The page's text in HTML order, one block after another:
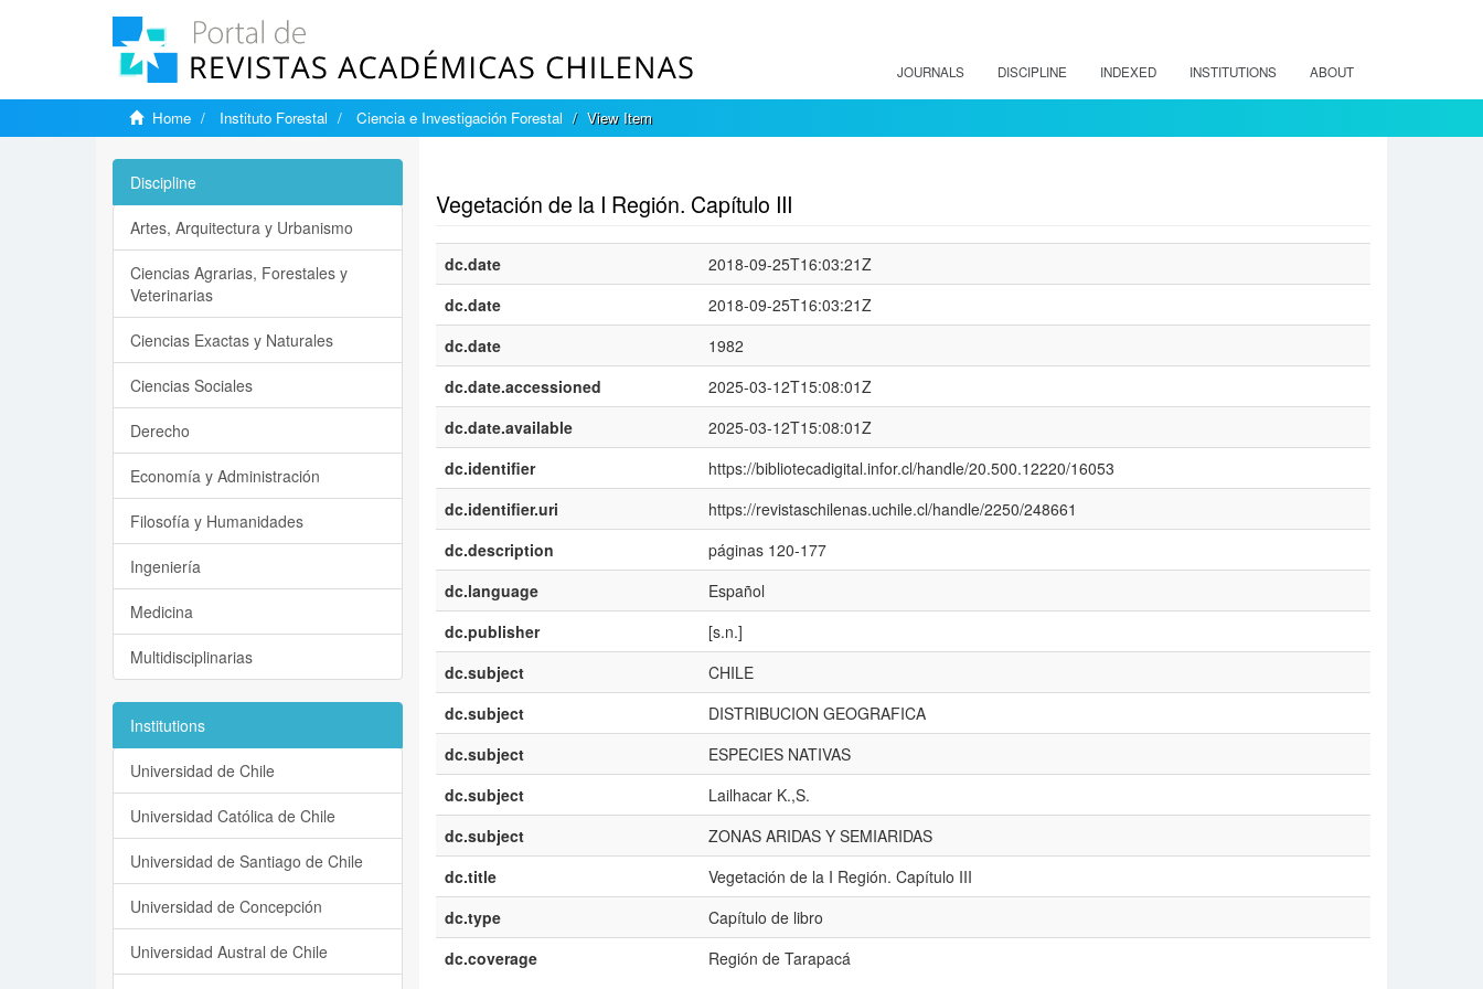
JOURNALS DISCIPLINE INDEXED INSTITUTIONS ABOUT
Home Instituto Forestal Ciencia e Investigación Forestal View Item
Vegetación de la I Región. Capítulo III
dc.date
2018-09-25T16:03:21Z
dc.date
2018-09-25T16:03:21Z
dc.date
1982
dc.date.accessioned
2025-03-12T15:08:01Z
dc.date.available
2025-03-12T15:08:01Z
dc.identifier
https://bibliotecadigital.infor.cl/handle/20.500.12220/16053
dc.identifier.uri
https://revistaschilenas.uchile.cl/handle/2250/248661
dc.description
páginas 120-177
dc.language
Español
dc.publisher
[s.n.]
dc.subject
CHILE
dc.subject
DISTRIBUCION GEOGRAFICA
dc.subject
ESPECIES NATIVAS
dc.subject
Lailhacar K.,S.
dc.subject
ZONAS ARIDAS Y SEMIARIDAS
dc.title
Vegetación de la I Región. Capítulo III
dc.type
Capítulo de libro
dc.coverage
Región de Tarapacá
Discipline
Artes, Arquitectura y Urbanismo
Ciencias Agrarias, Forestales y
Veterinarias
Ciencias Exactas y Naturales
Ciencias Sociales
Derecho
Economía y Administración
Filosofía y Humanidades
Ingeniería
Medicina
Multidisciplinarias
Institutions
Universidad de Chile
Universidad Católica de Chile
Universidad de Santiago de Chile
Universidad de Concepción
Universidad Austral de Chile